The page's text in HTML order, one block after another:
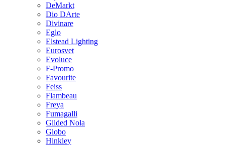
DeMarkt
Dio DArte
Divinare
Eglo
Elstead Lighting
Eurosvet
Evoluce
F-Promo
Favourite
Feiss
Flambeau
Freya
Fumagalli
Gilded Nola
Globo
Hinkley